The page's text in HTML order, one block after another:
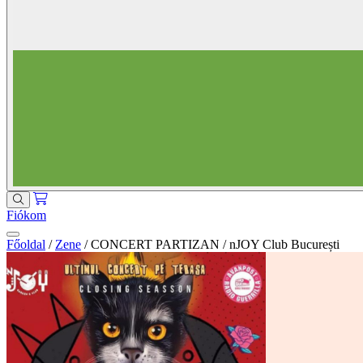
Fiókom
Főoldal / Zene / CONCERT PARTIZAN / nJOY Club București